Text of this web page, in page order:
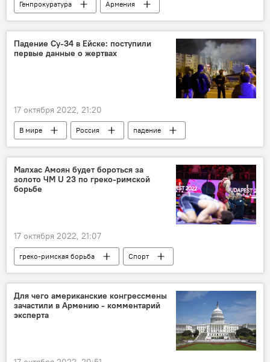
Генпрокуратура
Армения
Политика
Новости Армения СК
Падение Су-34 в Ейске: поступили
первые данные о жертвах
17 октября 2022, 21:20
В мире Россия
падение
жертвы
Малхас Амоян будет бороться за
золото ЧМ U 23 по греко-римской
борьбе
17 октября 2022, 21:07
греко-римская борьба
Спорт
Новости Армения
Чемпионат мира
Для чего американские конгрессмены
зачастили в Армению - комментарий
эксперта